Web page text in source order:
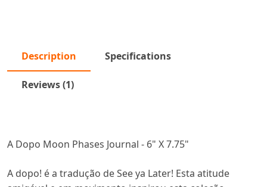
Description Specifications
Reviews (1)
A Dopo Moon Phases Journal - 6" X 7.75"
A dopo! é a tradução de See ya Later! Esta atitude